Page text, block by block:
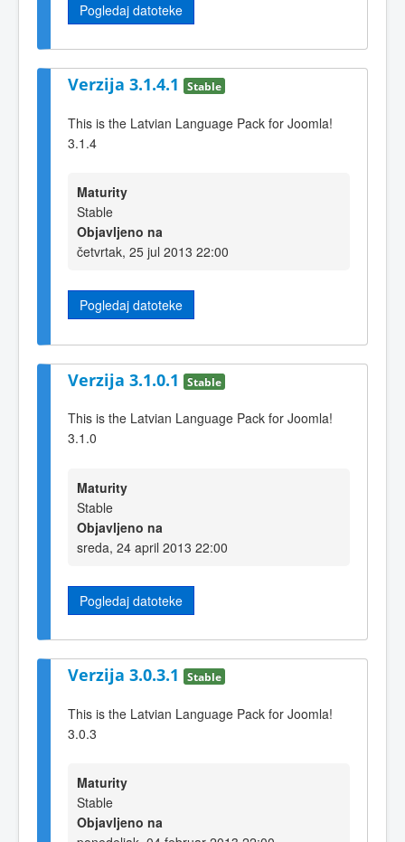
Pogledaj datoteke
Verzija 3.1.4.1 Stable
This is the Latvian Language Pack for Joomla!
3.1.4
Maturity
Stable
Objavljeno na
četvrtak, 25 jul 2013 22:00
Pogledaj datoteke
Verzija 3.1.0.1 Stable
This is the Latvian Language Pack for Joomla!
3.1.0
Maturity
Stable
Objavljeno na
sreda, 24 april 2013 22:00
Pogledaj datoteke
Verzija 3.0.3.1 Stable
This is the Latvian Language Pack for Joomla!
3.0.3
Maturity
Stable
Objavljeno na